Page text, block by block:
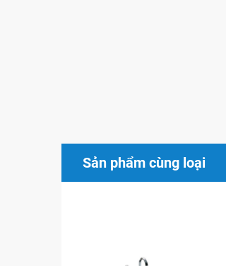
thác,sóng mini kết hợp đèn
thực thụ chobồn tắm massage
Thiết kế Bồn tắm massage
đạo là hiện đại và tân cổ
Sản phẩm cùng loại